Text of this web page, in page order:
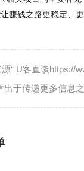
赚钱之路更稳定、更
“ U客直谈https://
出于传递更多信息